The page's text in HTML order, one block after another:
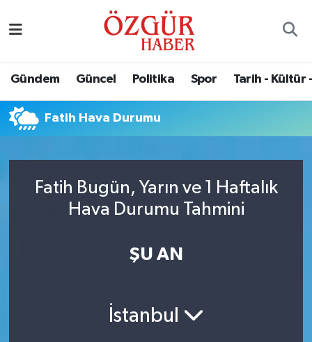
Gündem Güncel Politika Spor Tarih - Kültür
Fatih Hava Durumu
Fatih Bugün, Yarın ve 1 Haftalık
Hava Durumu Tahmini
ŞU AN
İstanbul
Eğitim
Ekonomi
Güncel
Nöbetçi Eczaneler
Namaz Vakitleri
Trafik Durumu
Süper Lig Puan Durumu ve Fikstür
Son Dakika Haberleri